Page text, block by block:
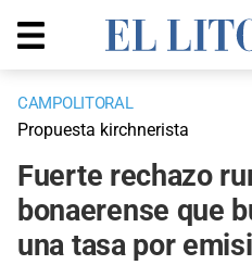
CAMPOLITORAL
Propuesta kirchnerista
Fuerte rechazo
bonaerense que
una tasa por